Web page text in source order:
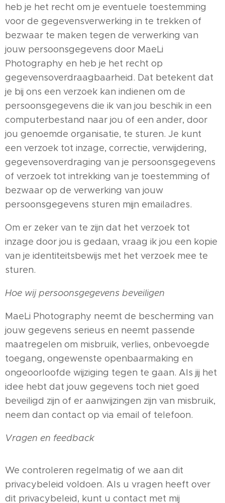
heb je het recht om je eventuele toestemming
voor de gegevensverwerking in te trekken of
bezwaar te maken tegen de verwerking van
jouw persoonsgegevens door MaeLi
Photography en heb je het recht op
gegevensoverdraagbaarheid. Dat betekent dat
je bij ons een verzoek kan indienen om de
persoonsgegevens die ik van jou beschik in een
computerbestand naar jou of een ander, door
jou genoemde organisatie, te sturen. Je kunt
een verzoek tot inzage, correctie, verwijdering,
gegevensoverdraging van je persoonsgegevens
of verzoek tot intrekking van je toestemming of
bezwaar op de verwerking van jouw
persoonsgegevens sturen mijn emailadres.
Om er zeker van te zijn dat het verzoek tot
inzage door jou is gedaan, vraag ik jou een kopie
van je identiteitsbewijs met het verzoek mee te
sturen.
Hoe wij persoonsgegevens beveiligen
MaeLi Photography neemt de bescherming van
jouw gegevens serieus en neemt passende
maatregelen om misbruik, verlies, onbevoegde
toegang, ongewenste openbaarmaking en
ongeoorloofde wijziging tegen te gaan. Als jij het
idee hebt dat jouw gegevens toch niet goed
beveiligd zijn of er aanwijzingen zijn van misbruik,
neem dan contact op via email of telefoon.
Vragen en feedback
We controleren regelmatig of we aan dit
privacybeleid voldoen. Als u vragen heeft over
dit privacybeleid, kunt u contact met mij